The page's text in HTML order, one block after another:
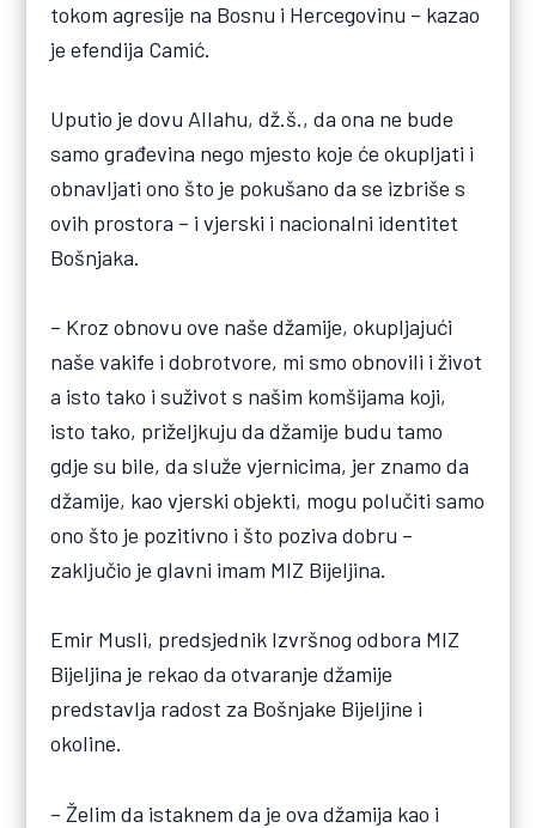
tokom agresije na Bosnu i Hercegovinu – kazao
je efendija Camić.
Uputio je dovu Allahu, dž.š., da ona ne bude
samo građevina nego mjesto koje će okupljati i
obnavljati ono što je pokušano da se izbriše s
ovih prostora – i vjerski i nacionalni identitet
Bošnjaka.
– Kroz obnovu ove naše džamije, okupljajući
naše vakife i dobrotvore, mi smo obnovili i život
a isto tako i suživot s našim komšijama koji,
isto tako, priželjkuju da džamije budu tamo
gdje su bile, da služe vjernicima, jer znamo da
džamije, kao vjerski objekti, mogu polučiti samo
ono što je pozitivno i što poziva dobru –
zaključio je glavni imam MIZ Bijeljina.
Emir Musli, predsjednik Izvršnog odbora MIZ
Bijeljina je rekao da otvaranje džamije
predstavlja radost za Bošnjake Bijeljine i
okoline.
– Želim da istaknem da je ova džamija kao i